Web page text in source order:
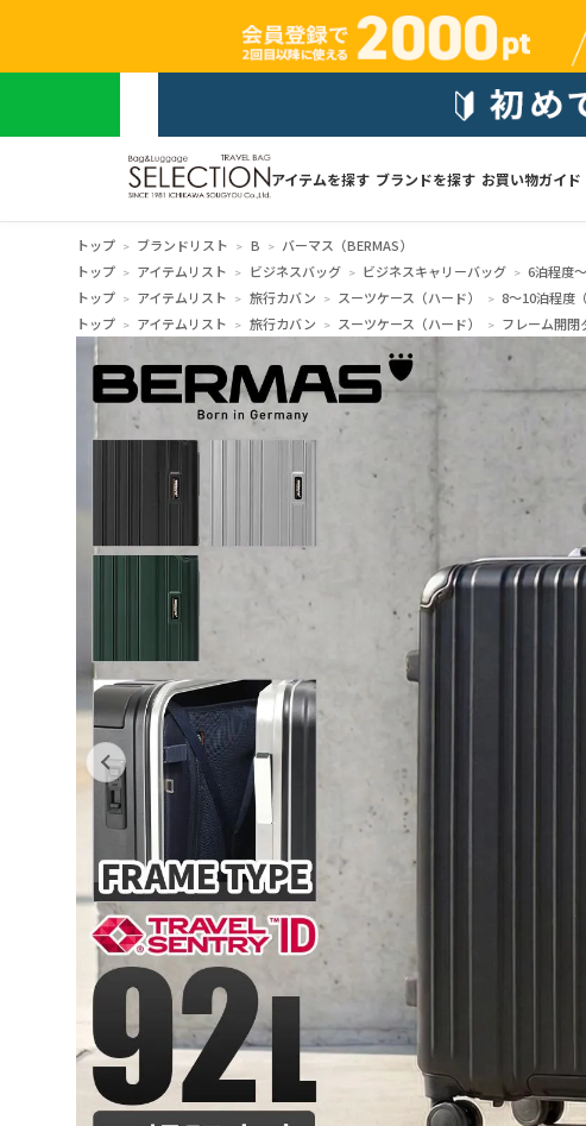
アイテムを探す ブランドを探す お買い物ガイド
トップ ブランドリスト B
バーマス（BERMAS）
トップ
アイテムリスト ビジネスバッグ ビジネスキャリーバッグ
6泊程度
トップ
アイテムリスト 旅行カバン スーツケース（ハード）
8～10泊程度
トップ
アイテムリスト 旅行カバン スーツケース（ハード） フレーム開閉